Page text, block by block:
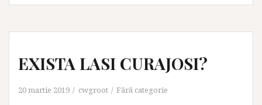
EXISTA LASI CURAJOSI?
20 martie 2019 cwgroot Fără categorie